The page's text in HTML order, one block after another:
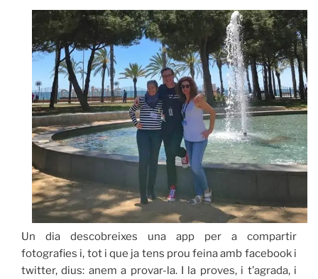
Un dia descobreixes una app per a compartir
fotografies i, tot i que ja tens prou feina amb facebook i
twitter, dius: anem a provar-la. I la proves, i t’agrada, i